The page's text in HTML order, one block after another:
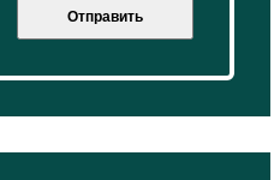
Отправить